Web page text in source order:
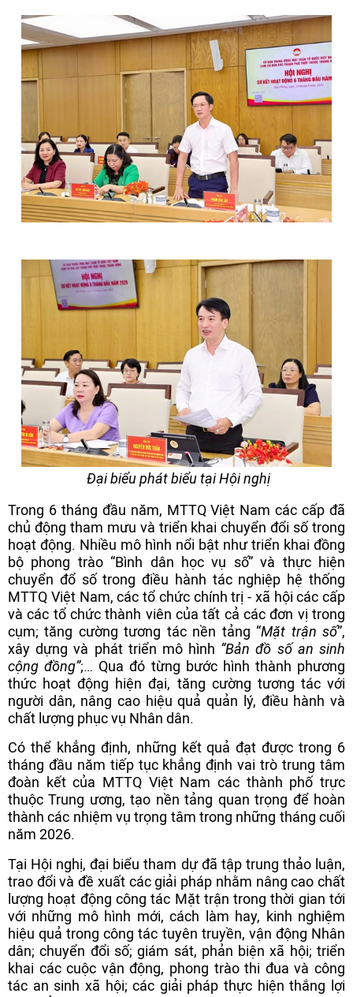
Đại biểu phát biểu tại Hội nghị
Trong 6 tháng đầu năm, MTTQ Việt Nam các cấp đã
chủ động tham mưu và triển khai chuyển đổi số trong
hoạt động. Nhiều mô hình nổi bật như triển khai đồng
bộ phong trào “Bình dân học vụ số” và thực hiện
chuyển đổ số trong điều hành tác nghiệp hệ thống
MTTQ Việt Nam, các tổ chức chính trị - xã hội các cấp
và các tổ chức thành viên của tất cả các đơn vị trong
cụm; tăng cường tương tác nền tảng “Mặt trận số”,
xây dựng và phát triển mô hình “Bản đồ số an sinh
cộng đồng”;… Qua đó từng bước hình thành phương
thức hoạt động hiện đại, tăng cường tương tác với
người dân, nâng cao hiệu quả quản lý, điều hành và
chất lượng phục vụ Nhân dân.
Có thể khẳng định, những kết quả đạt được trong 6
tháng đầu năm tiếp tục khẳng định vai trò trung tâm
đoàn kết của MTTQ Việt Nam các thành phố trực
thuộc Trung ương, tạo nền tảng quan trọng để hoàn
thành các nhiệm vụ trọng tâm trong những tháng cuối
năm 2026.
Tại Hội nghị, đại biểu tham dự đã tập trung thảo luận,
trao đổi và đề xuất các giải pháp nhằm nâng cao chất
lượng hoạt động công tác Mặt trận trong thời gian tới
với những mô hình mới, cách làm hay, kinh nghiệm
hiệu quả trong công tác tuyên truyền, vận động Nhân
dân; chuyển đổi số; giám sát, phản biện xã hội; triển
khai các cuộc vận động, phong trào thi đua và công
tác an sinh xã hội; các giải pháp thực hiện thắng lợi